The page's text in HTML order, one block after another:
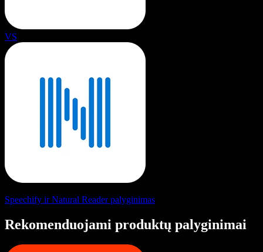
VS
Speechify ir Natural Reader palyginimas
Rekomenduojami produktų palyginimai